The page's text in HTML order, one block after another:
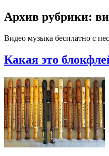
Архив рубрики:
Видео музыка бесплатно с
Какая это